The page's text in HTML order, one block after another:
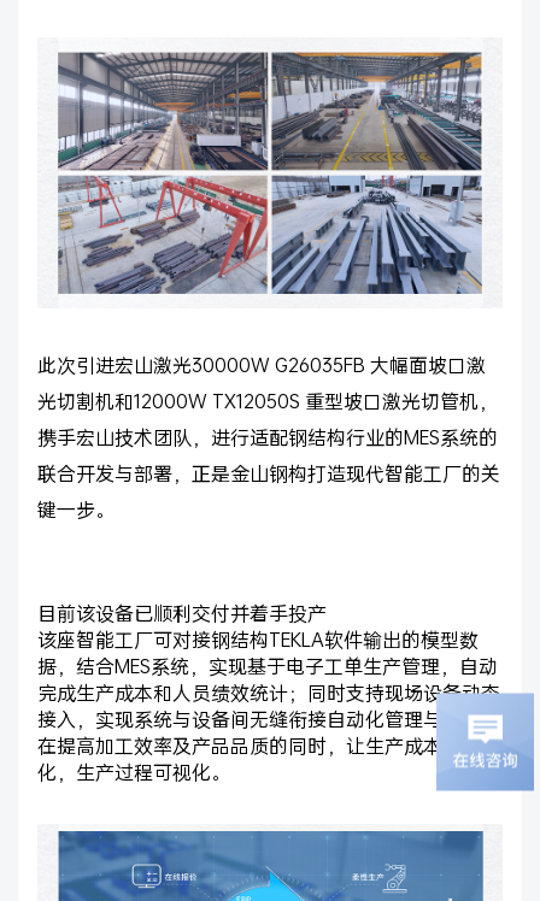
此次引进宏山激光30000W G26035FB 大幅面坡口激
光切割机和12000W TX12050S 重型坡口激光切管机，
携手宏山技术团队，进行适配钢结构行业的MES系统的
联合开发与部署，正是金山钢构打造现代智能工厂的关
键一步。
目前该设备已顺利交付并着手投产
该座智能工厂可对接钢结构TEKLA软件输出的模型数
据，结合MES系统，实现基于电子工单生产管理，自动
完成生产成本和人员绩效统计；同时支持现场设备动态
接入，实现系统与设备间无缝衔接自动化管理与控制；
在提高加工效率及产品品质的同时，让生产成本透明
化，生产过程可视化。